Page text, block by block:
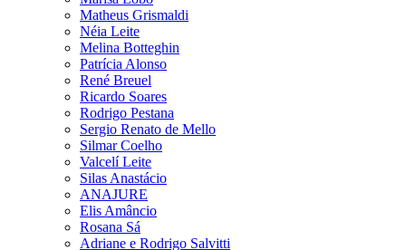
Matheus Grismaldi
Néia Leite
Melina Botteghin
Patrícia Alonso
René Breuel
Ricardo Soares
Rodrigo Pestana
Sergio Renato de Mello
Silmar Coelho
Valcelí Leite
Silas Anastácio
ANAJURE
Elis Amâncio
Rosana Sá
Adriane e Rodrigo Salvitti